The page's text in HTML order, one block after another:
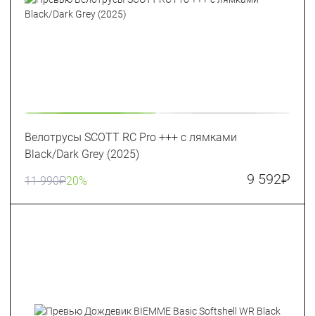
Велотрусы SCOTT RC Pro +++ с лямками
Black/Dark Grey (2025)
11 990₽20% 9 592₽